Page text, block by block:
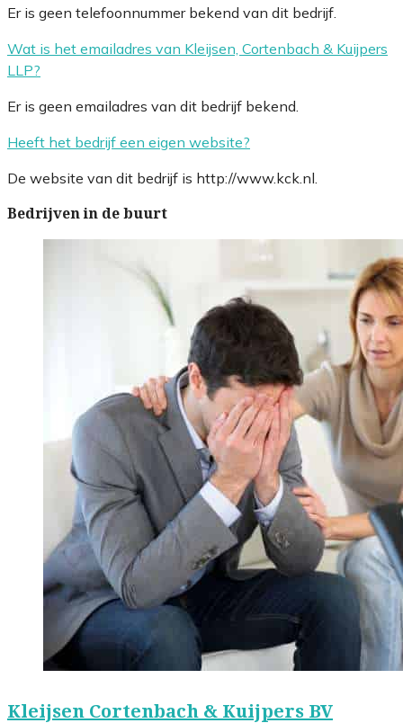
Er is geen telefoonnummer bekend van dit bedrijf.
Wat is het emailadres van Kleijsen, Cortenbach & Kuijpers
LLP?
Er is geen emailadres van dit bedrijf bekend.
Heeft het bedrijf een eigen website?
De website van dit bedrijf is http://www.kck.nl.
Bedrijven in de buurt
Kleijsen Cortenbach & Kuijpers BV